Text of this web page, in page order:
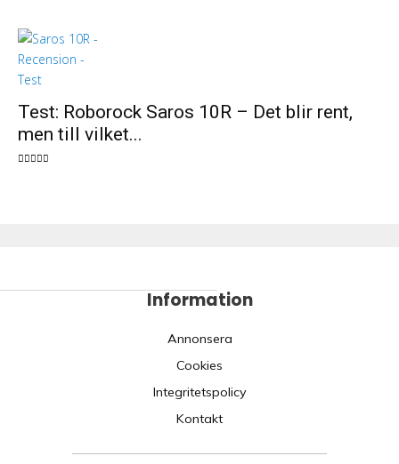
Test: Roborock Saros 10R – Det blir rent,
men till vilket...
Information
Annonsera
Cookies
Integritetspolicy
Kontakt